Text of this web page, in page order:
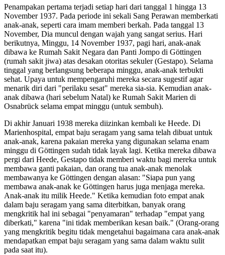
Penampakan pertama terjadi setiap hari dari tanggal 1 hingga 13
November 1937. Pada periode ini sekali Sang Perawan memberkati
anak-anak, seperti cara imam memberi berkah. Pada tanggal 13
November, Dia muncul dengan wajah yang sangat serius. Hari
berikutnya, Minggu, 14 November 1937, pagi hari, anak-anak
dibawa ke Rumah Sakit Negara dan Panti Jompo di Göttingen
(rumah sakit jiwa) atas desakan otoritas sekuler (Gestapo). Selama
tinggal yang berlangsung beberapa minggu, anak-anak terbukti
sehat. Upaya untuk mempengaruhi mereka secara sugestif agar
menarik diri dari "perilaku sesat" mereka sia-sia. Kemudian anak-
anak dibawa (hari sebelum Natal) ke Rumah Sakit Marien di
Osnabrück selama empat minggu (untuk sembuh).
Di akhir Januari 1938 mereka diizinkan kembali ke Heede. Di
Marienhospital, empat baju seragam yang sama telah dibuat untuk
anak-anak, karena pakaian mereka yang digunakan selama enam
minggu di Göttingen sudah tidak layak lagi. Ketika mereka dibawa
pergi dari Heede, Gestapo tidak memberi waktu bagi mereka untuk
membawa ganti pakaian, dan orang tua anak-anak menolak
membawanya ke Göttingen dengan alasan: "Siapa pun yang
membawa anak-anak ke Göttingen harus juga menjaga mereka.
Anak-anak itu milik Heede." Ketika kemudian foto empat anak
dalam baju seragam yang sama diterbitkan, banyak orang
mengkritik hal ini sebagai "penyamaran" terhadap "empat yang
diberkati," karena "ini tidak memberikan kesan baik." (Orang-orang
yang mengkritik begitu tidak mengetahui bagaimana cara anak-anak
mendapatkan empat baju seragam yang sama dalam waktu sulit
pada saat itu).